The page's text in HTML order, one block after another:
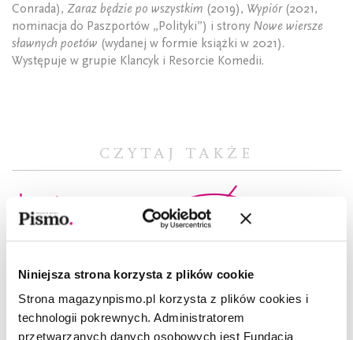
Niniejsza strona korzysta z plików cookie
Strona magazynpismo.pl korzysta z plików cookies i
technologii pokrewnych. Administratorem
przetwarzanych danych osobowych jest Fundacja
Conrada), Zaraz będzie po wszystkim (2019), Wypiór(2021,
nominacja do Paszportów „Polityki”) i strony Nowe wiersze
sławnych poetów (wydanej w formie książki w 2021).
Występuje w grupie Klancyk i Resorcie Komedii.
CZYTAJ TAKŻE